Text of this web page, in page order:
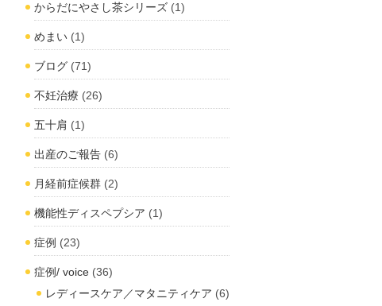
からだにやさし茶シリーズ (1)
めまい (1)
ブログ (71)
不妊治療 (26)
五十肩 (1)
出産のご報告 (6)
月経前症候群 (2)
機能性ディスペプシア (1)
症例 (23)
症例/ voice (36)
レディースケア／マタニティケア (6)